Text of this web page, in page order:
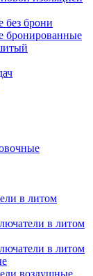
брони
бронированные
в литом
в литом
в литом
воздушные